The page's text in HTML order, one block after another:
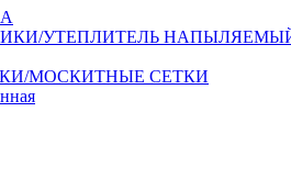
УТЕПЛИТЕЛЬ
МОСКИТНЫЕ СЕТКИ